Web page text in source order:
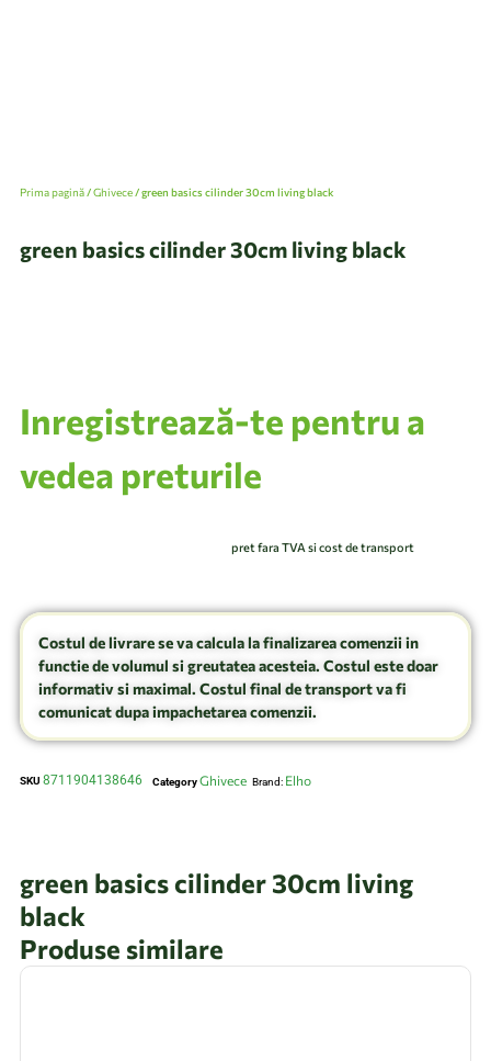
Prima pagină/Ghivece/ green basics cilinder 30cm living black
green basics cilinder 30cm living black
Inregistrează-te pentru a
vedea preturile
pret fara TVA si cost de transport
Costul de livrare se va calcula la finalizarea comenzii in
functie de volumul si greutatea acesteia. Costul este doar
informativ si maximal. Costul final de transport va fi
comunicat dupa impachetarea comenzii.
SKU 8711904138646 CategoryGhivece Brand: Elho
green basics cilinder 30cm living
black
Produse similare